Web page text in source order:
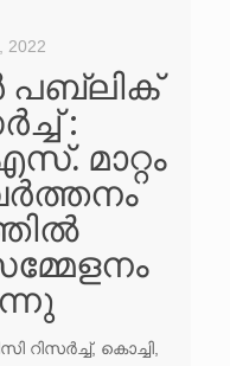
2022
പബ്ലിക്
:
മാറ്റം
റിസർച്ച്, കൊച്ചി,